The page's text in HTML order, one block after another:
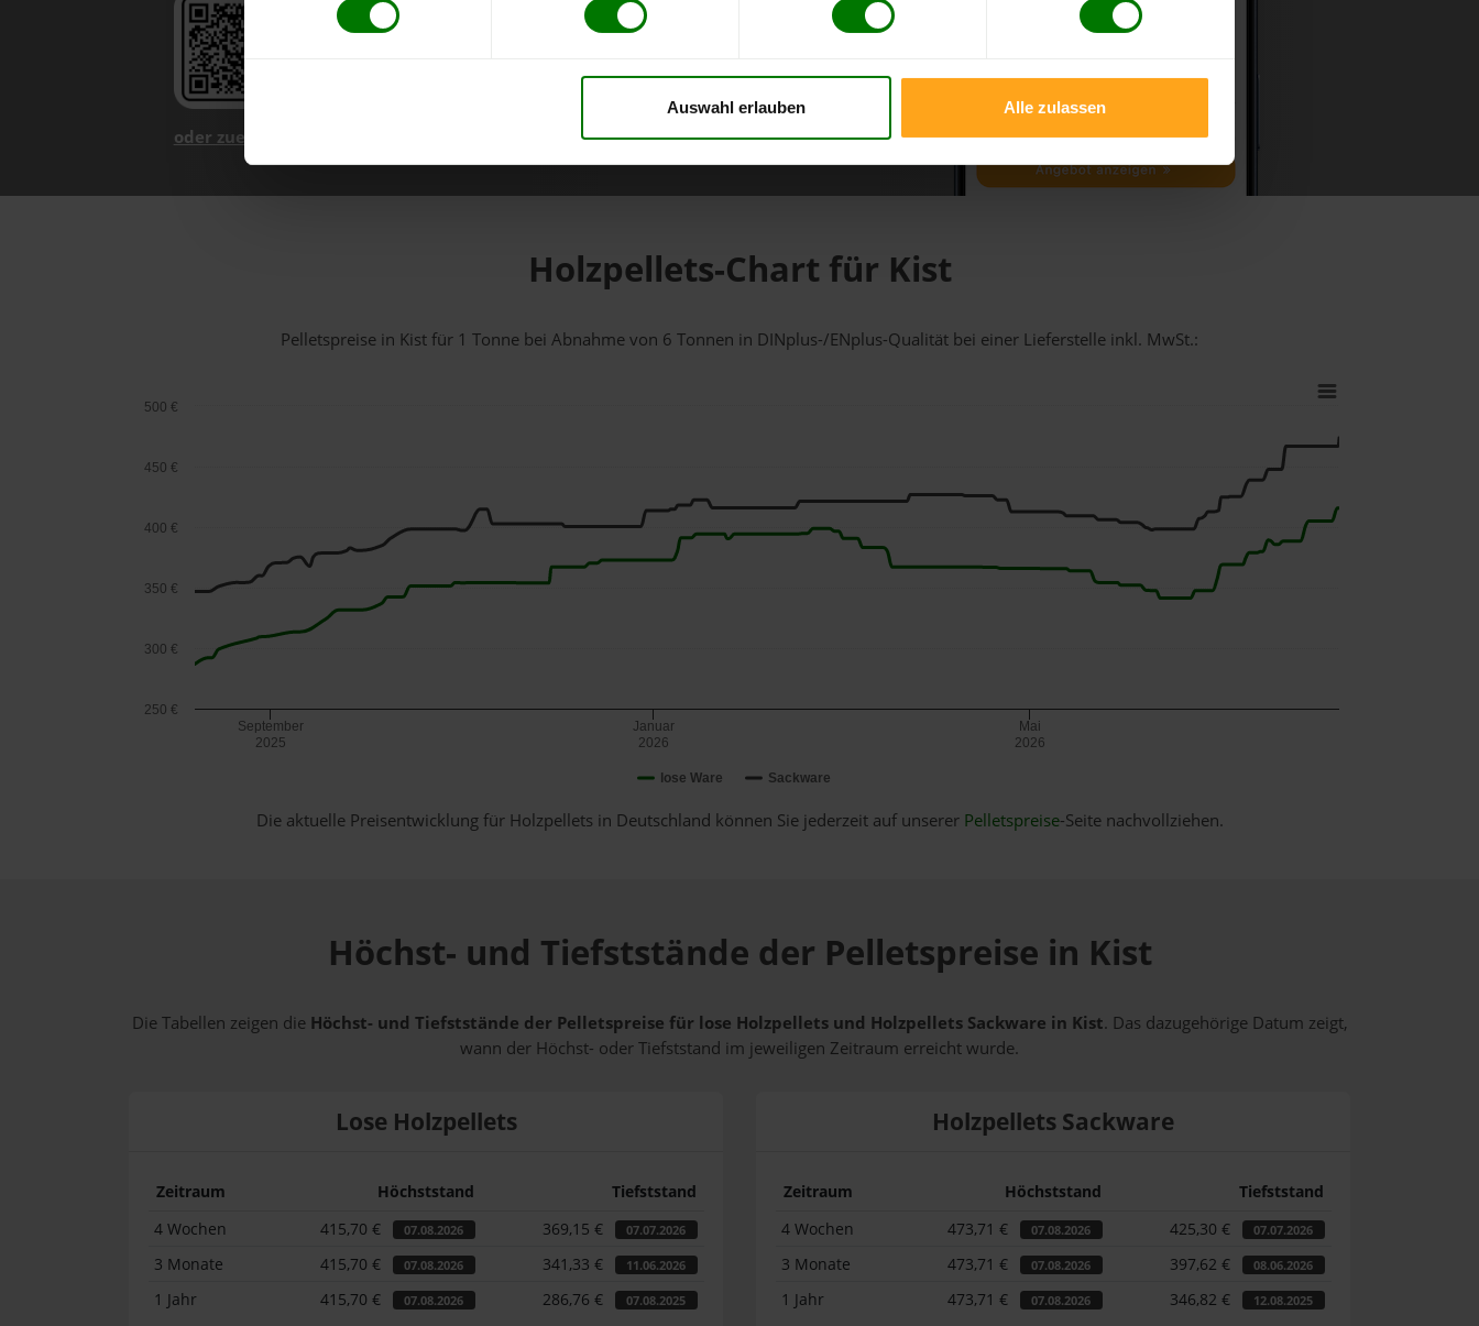
Auswahl erlauben Alle zulassen
oder zuerst mehr über unsere App erfahren
Holzpellets-Chart für Kist
Pelletspreise in Kist für 1 Tonne bei Abnahmevon 6 Tonnen in DINplus-/ENplus-Qualität bei einer Lieferstelle inkl. MwSt.:
lose Ware Sackware
September
2025
Januar
2026
Mai
2026
250 €
300 €
350 €
400 €
450 €
500 €
Die aktuelle Preisentwicklung für Holzpellets in Deutschland können Sie jederzeit auf unserer Pelletspreise-Seite nachvollziehen.
Höchst- und Tiefststände der Pelletspreise in Kist
Die Tabellen zeigen die Höchst- und Tiefststände der Pelletspreise für lose Holzpellets und Holzpellets Sackware in Kist. Das dazugehörige Datum zeigt,
wann der Höchst- oder Tiefststand im jeweiligen Zeitraum erreicht wurde.
Lose Holzpellets
Zeitraum Höchststand
Tiefststand
4 Wochen
415,70 € 07.08.2026 369,15 € 07.07.2026
3 Monate 415,70 € 07.08.2026 341,33 € 11.06.2026
1 Jahr 415,70 € 07.08.2026 286,76 € 07.08.2025
Holzpellets Sackware
Zeitraum Höchststand
Tiefststand
4 Wochen
473,71 € 07.08.2026 425,30 € 07.07.2026
3 Monate 473,71 € 07.08.2026 397,62 € 08.06.2026
1 Jahr 473,71 € 07.08.2026 346,82 € 12.08.2025